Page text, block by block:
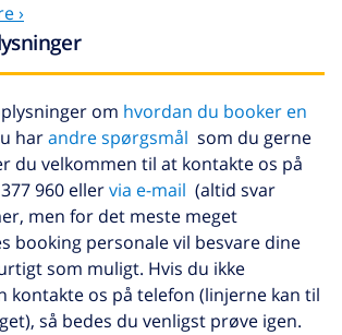
8,80 US$ per person
113,75 US$
baseret på energiforbruget
(52,77 US$/HOUR)
4.80% af det samlede beløb
›
om hvordan du booker en
harandre spørgsmål som du gerne
du velkommen til at kontakte os på
960 ellervia e-mail (altid svar
men for det meste meget
booking personale vil besvare dine
som muligt. Hvis du ikke
kontakte os på telefon (linjerne kan til
så bedes du venligst prøve igen.